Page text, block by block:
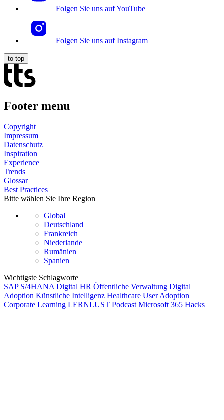
Folgen Sie uns auf YouTube
Folgen Sie uns auf Instagram
to top
Footer menu
Copyright
Impressum
Datenschutz
Inspiration
Experience
Trends
Glossar
Best Practices
Bitte wählen Sie Ihre Region
Global
Deutschland
Frankreich
Niederlande
Rumänien
Spanien
Wichtigste Schlagworte
SAP S/4HANA Digital HR Öffentliche Verwaltung Digital
Adoption Künstliche Intelligenz Healthcare User Adoption
Corporate Learning LERNLUST Podcast Microsoft 365 Hacks